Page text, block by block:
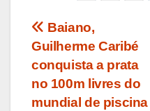
Navegação
de
Post
Baiano,
Guilherme Caribé
conquista a prata
no 100m livres do
mundial de piscina